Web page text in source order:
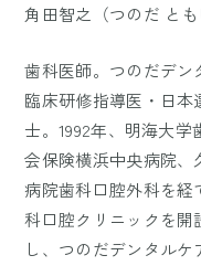
角田智之（つのだ と
歯科医師。つのだデ
臨床研修指導医・日
士。1992年、明海大
会保険横浜中央病院、
病院歯科口腔外科を経
科口腔クリニックを開
し、つのだデンタル